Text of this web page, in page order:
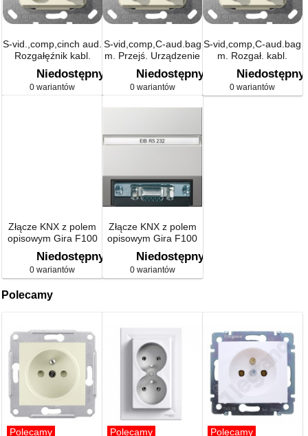
S-vid.,comp,cinch aud.
Rozgałęźnik kabl.
Urządzenie podtynk.
Niedostępny
0 wariantów
S-vid,comp,C-aud.bag
m. Przejś. Urządzenie
podtynk.
Niedostępny
0 wariantów
S-vid,comp,C-aud.bag
m. Rozgał. kabl.
Urządzenie podtynk.
Niedostępny
0 wariantów
Złącze KNX z polem
opisowym Gira F100
kremowy
Niedostępny
0 wariantów
Złącze KNX z polem
opisowym Gira F100
biały
Niedostępny
0 wariantów
Polecamy
Polecamy Polecamy Polecamy